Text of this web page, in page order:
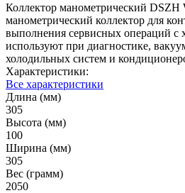
Коллектор манометрический
манометрический коллектор для
выполнения сервисных операций с
используют при диагностике,
холодильных систем и
Характеристики:
Все характеристики
Длина (мм)
305
Высота (мм)
100
Ширина (мм)
305
Вес (грамм)
2050